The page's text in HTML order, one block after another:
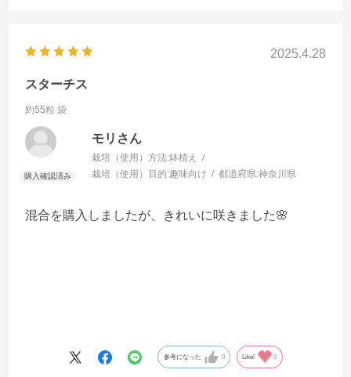
2025.4.28
スターチス
約55粒 袋
モリさん
栽培（使用）方法:鉢植え
栽培（使用）目的:趣味向け 都道府県:神奈川県
混合を購入しましたが、きれいに咲きました🌸
参考になった 0 Like! 0